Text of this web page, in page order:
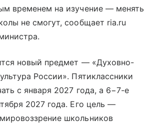
временем на изучение — менять
не смогут, сообщает ria.ru
новый предмет — «Духовно-
России». Пятиклассники
с января 2027 года, а 6−7-е
2027 года. Его цель —
школьников